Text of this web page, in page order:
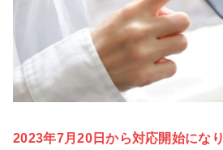
2023年7月20日から対応開始にな